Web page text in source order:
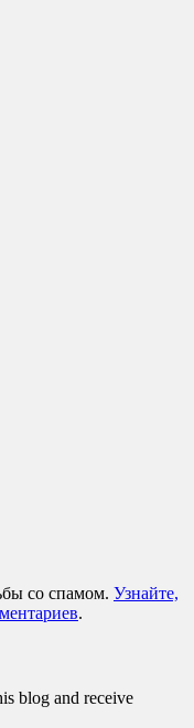
со спамом. Узнайте,
.
blog and receive